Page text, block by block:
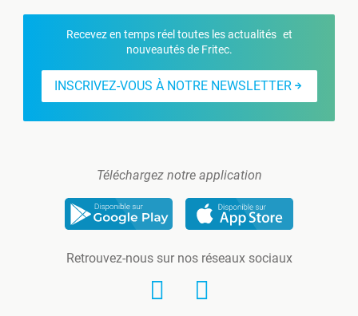
Recevez en temps réel toutes les actualités et
nouveautés de Fritec.
INSCRIVEZ-VOUS À NOTRE NEWSLETTER
Téléchargez notre application
Retrouvez-nous sur nos réseaux sociaux